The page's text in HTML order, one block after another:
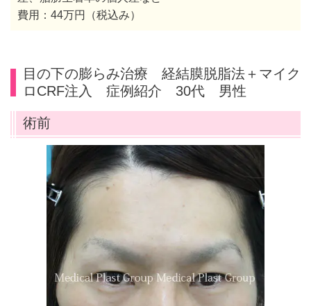
費用：44万円（税込み）
目の下の膨らみ治療 経結膜脱脂法＋マイク
ロCRF注入 症例紹介 30代 男性
術前